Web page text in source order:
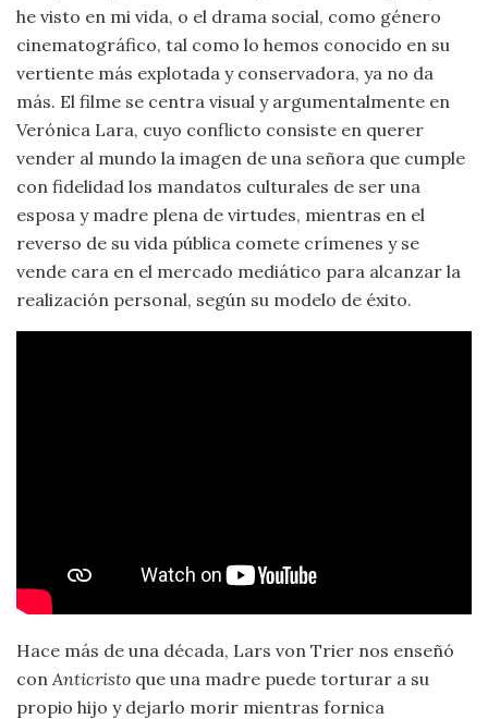
he visto en mi vida, o el drama social, como género
cinematográfico, tal como lo hemos conocido en su
vertiente más explotada y conservadora, ya no da
más. El filme se centra visual y argumentalmente en
Verónica Lara, cuyo conflicto consiste en querer
vender al mundo la imagen de una señora que cumple
con fidelidad los mandatos culturales de ser una
esposa y madre plena de virtudes, mientras en el
reverso de su vida pública comete crímenes y se
vende cara en el mercado mediático para alcanzar la
realización personal, según su modelo de éxito.
Hace más de una década, Lars von Trier nos enseñó
con Anticristo que una madre puede torturar a su
propio hijo y dejarlo morir mientras fornica